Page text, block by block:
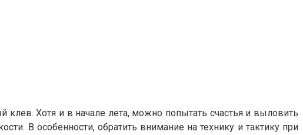
Хотя и в начале лета, можно попытать счастья и выловить
В особенности, обратить внимание на технику и тактику при